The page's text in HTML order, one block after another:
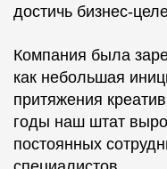
достичь бизнес-
Компания была
как небольшая
притяжения
годы наш штат
постоянных